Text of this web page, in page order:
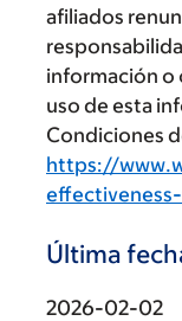
afiliados
información o
uso de esta
Condiciones
https://
Última
2026-02-02